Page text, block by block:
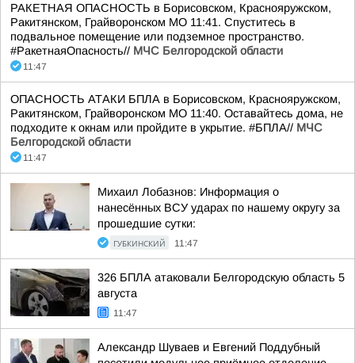
РАКЕТНАЯ ОПАСНОСТЬ в Борисовском, Краснояружском,
Ракитянском, Грайворонском МО 11:41. Спуститесь в
подвальное помещение или подземное пространство.
#РакетнаяОпасность// МЧС Белгородской области
11:47
ОПАСНОСТЬ АТАКИ БПЛА в Борисовском, Краснояружском,
Ракитянском, Грайворонском МО 11:40. Оставайтесь дома, не
подходите к окнам или пройдите в укрытие. #БПЛА// МЧС
Белгородской области
11:47
Михаил Лобазнов: Информация о
нанесённых ВСУ ударах по нашему округу за
прошедшие сутки:
ГУБКИНСКИЙ 11:47
326 БПЛА атаковали Белгородскую область 5
августа
11:47
Александр Шуваев и Евгений Поддубный